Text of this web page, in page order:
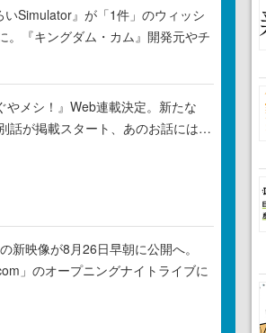
いSimulator』が「1件」のウィッシ
。『キングダム・カム』開発元やチ
やメシ！』Web連載決定。新たな
話が掲載スタート、あのお話には…
新映像が8月26日早朝に公開へ。
」のオープニングナイトライブに